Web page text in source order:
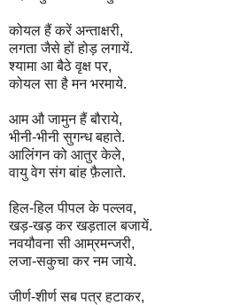
कोयल हैं करें अन्ताक्षरी,
लगता जैसे हों होड़ लगायें.
श्यामा आ बैठे वृक्ष पर,
कोयल सा है मन भरमाये.
आम औ जामुन हैं बौराये,
भीनी-भीनी सुगन्ध बहाते.
आलिंगन को आतुर केले,
वायु वेग संग बांह फ़ैलाते.
हिल-हिल पीपल के पल्लव,
खड़-खड़ कर खड़ताल बजायें.
नवयौवना सी आम्रमन्जरी,
लजा-सकुचा कर नम जाये.
जीर्ण-शीर्ण सब पत्र हटाकर,